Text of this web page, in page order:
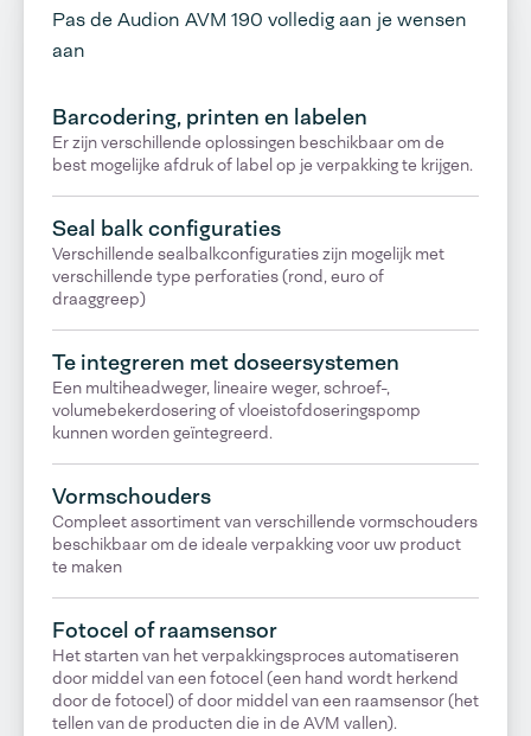
Pas de Audion AVM 190 volledig aan je wensen
aan
Barcodering, printen en labelen
Er zijn verschillende oplossingen beschikbaar om de
best mogelijke afdruk of label op je verpakking te krijgen.
Seal balk configuraties
Verschillende sealbalkconfiguraties zijn mogelijk met
verschillende type perforaties (rond, euro of
draaggreep)
Te integreren met doseersystemen
Een multiheadweger, lineaire weger, schroef-,
volumebekerdosering of vloeistofdoseringspomp
kunnen worden geïntegreerd.
Vormschouders
Compleet assortiment van verschillende vormschouders
beschikbaar om de ideale verpakking voor uw product
te maken
Fotocel of raamsensor
Het starten van het verpakkingsproces automatiseren
door middel van een fotocel (een hand wordt herkend
door de fotocel) of door middel van een raamsensor (het
tellen van de producten die in de AVM vallen).